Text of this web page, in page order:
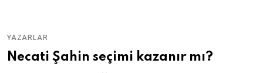
YAZARLAR
Necati Şahin seçimi kazanır mı?